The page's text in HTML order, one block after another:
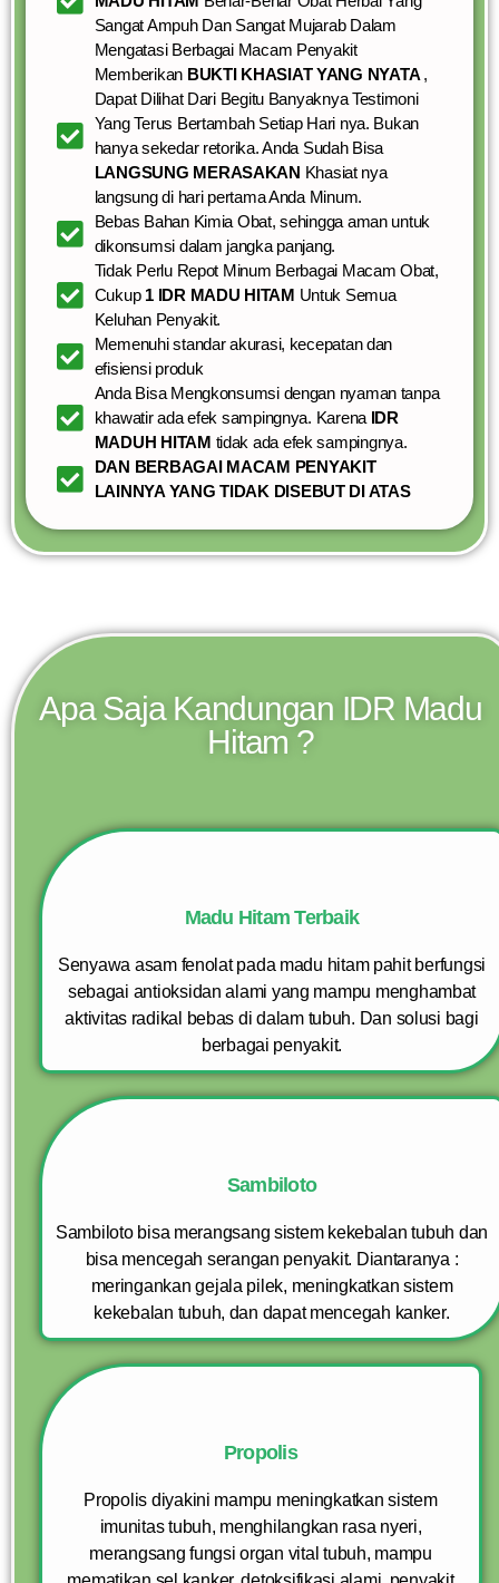
Sangat Ampuh Dan Sangat Mujarab Dalam
Mengatasi Berbagai Macam Penyakit
Memberikan BUKTI KHASIAT YANG NYATA ,
Dapat Dilihat Dari Begitu Banyaknya Testimoni
Yang Terus Bertambah Setiap Hari nya. Bukan
hanya sekedar retorika. Anda Sudah Bisa
LANGSUNG MERASAKAN Khasiat nya
langsung di hari pertama Anda Minum.
Bebas Bahan Kimia Obat, sehingga aman untuk
dikonsumsi dalam jangka panjang.
Tidak Perlu Repot Minum Berbagai Macam Obat,
Cukup 1 IDR MADU HITAM Untuk Semua
Keluhan Penyakit.
Memenuhi standar akurasi, kecepatan dan
efisiensi produk
Anda Bisa Mengkonsumsi dengan nyaman tanpa
khawatir ada efek sampingnya. Karena IDR
MADUH HITAM tidak ada efek sampingnya.
DAN BERBAGAI MACAM PENYAKIT
LAINNYA YANG TIDAK DISEBUT DI ATAS
Apa Saja Kandungan IDR Madu
Hitam ?
Madu Hitam Terbaik
Senyawa asam fenolat pada madu hitam pahit berfungsi
sebagai antioksidan alami yang mampu menghambat
aktivitas radikal bebas di dalam tubuh. Dan solusi bagi
berbagai penyakit.
Sambiloto
Sambiloto bisa merangsang sistem kekebalan tubuh dan
bisa mencegah serangan penyakit. Diantaranya :
meringankan gejala pilek, meningkatkan sistem
kekebalan tubuh, dan dapat mencegah kanker.
Propolis
Propolis diyakini mampu meningkatkan sistem
imunitas tubuh, menghilangkan rasa nyeri,
merangsang fungsi organ vital tubuh, mampu